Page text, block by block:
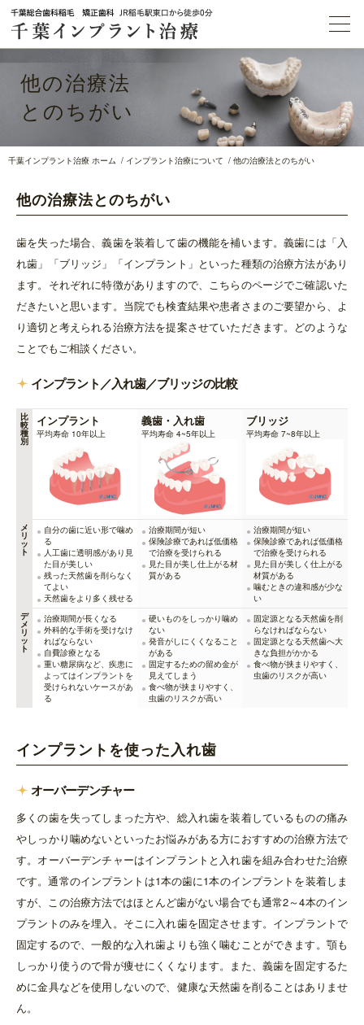
他の治療法
とのちがい
千葉インプラント治療 ホーム インプラント治療について 他の治療法とのちがい
他の治療法とのちがい
歯を失った場合、義歯を装着して歯の機能を補います。義歯には「入
れ歯」「ブリッジ」「インプラント」といった種類の治療方法があり
ます。それぞれに特徴がありますので、こちらのページでご確認いた
だきたいと思います。当院でも検査結果や患者さまのご要望から、よ
り適切と考えられる治療方法を提案させていただきます。どのような
ことでもご相談ください。
インプラント／入れ歯／ブリッジの比較
比
較
種
別
インプラント
平均寿命 10年以上
義歯・入れ歯
平均寿命 4~5年以上
ブリッジ
平均寿命 7~8年以上
メ
リ
ッ
ト
自分の歯に近い形で噛め
る
人工歯に透明感があり見
た目が美しい
残った天然歯を削らなく
てよい
天然歯をより多く残せる
治療期間が短い
保険診療であれば低価格
で治療を受けられる
見た目が美し仕上がる材
質がある
治療期間が短い
保険診療であれば低価格
で治療を受けられる
見た目が美しく仕上がる
材質がある
噛むときの違和感が少な
い
デ
メ
リ
ッ
ト
治療期間が長くなる
外科的な手術を受けなけ
ればならない
自費診療となる
重い糖尿病など、疾患に
よってはインプラントを
受けられないケースがあ
る
硬いものをしっかり噛め
ない
発音がしにくくなること
がある
固定するための留め金が
見えてしまう
食べ物が挟まりやすく、
虫歯のリスクが高い
固定源となる天然歯を削
らなければならない
固定源となる天然歯へ大
きな負担がかかる
食べ物が挟まりやすく、
虫歯のリスクが高い
インプラントを使った入れ歯
オーバーデンチャー
多くの歯を失ってしまった方や、総入れ歯を装着しているものの痛み
やしっかり噛めないといったお悩みがある方におすすめの治療方法で
す。 オーバーデンチャーはインプラントと入れ歯を組み合わせた治療
です。通常のインプラントは1本の歯に1本のインプラントを装着しま
すが、この治療方法ではほとんど歯がない場合でも通常2～4本のイン
プラントのみを埋入。そこに入れ歯を固定させます。 インプラントで
固定するので、一般的な入れ歯よりも強く噛むことができます。顎も
しっかり使うので骨が痩せにくくなります。 また、義歯を固定するた
めに金具などを使用しないので、健康な天然歯を削ることはありませ
ん。